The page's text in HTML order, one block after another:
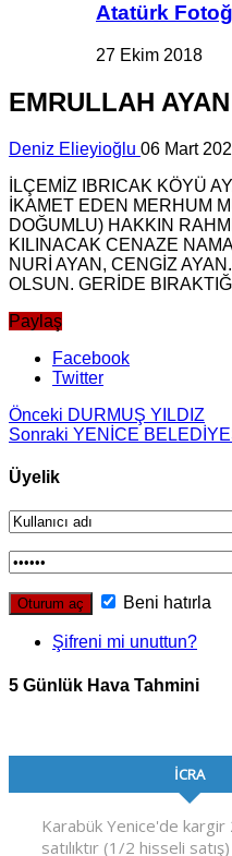
Atatürk
27 Ekim 2018
EMRULLAH AYAN
Deniz Elieyioğlu 06 Mart
İLÇEMİZ IBRICAK KÖYÜ
İKAMET EDEN MERHUM
DOĞUMLU) HAKKIN
KILINACAK CENAZE
NURİ AYAN, CENGİZ
OLSUN. GERİDE
Paylaş
Facebook
Twitter
Önceki DURMUŞ YILDIZ
Sonraki YENİCE
Üyelik
Beni hatırla
Şifreni mi unuttun?
5 Günlük Hava Tahmini